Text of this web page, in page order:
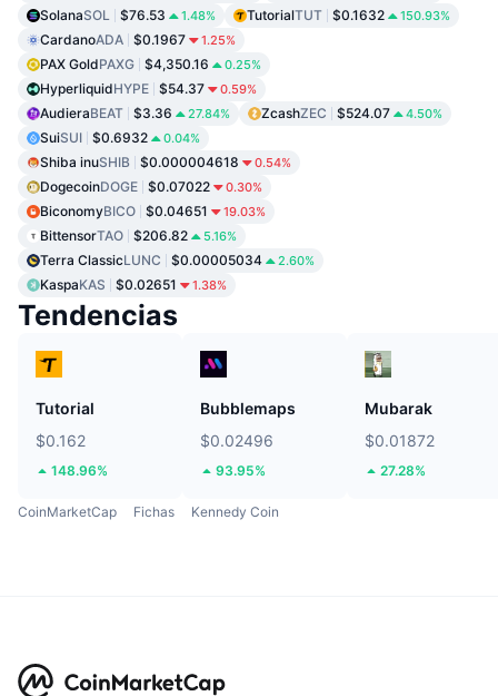
SolanaSOL $76.53 1.48% TutorialTUT $0.1632 150.93%
CardanoADA $0.1967 1.25%
PAX GoldPAXG $4,350.16 0.25%
HyperliquidHYPE $54.37 0.59%
AudieraBEAT $3.36 27.84% ZcashZEC $524.07 4.50%
SuiSUI $0.6932 0.04%
Shiba inuSHIB $0.000004618 0.54%
DogecoinDOGE $0.07022 0.30%
BiconomyBICO $0.04651 19.03%
BittensorTAO $206.82 5.16%
Terra ClassicLUNC $0.00005034 2.60%
KaspaKAS $0.02651 1.38%
Tendencias
Tutorial
$0.162
148.96%
Bubblemaps
$0.02496
93.95%
Mubarak
$0.01872
27.28%
CoinMarketCap Fichas Kennedy Coin